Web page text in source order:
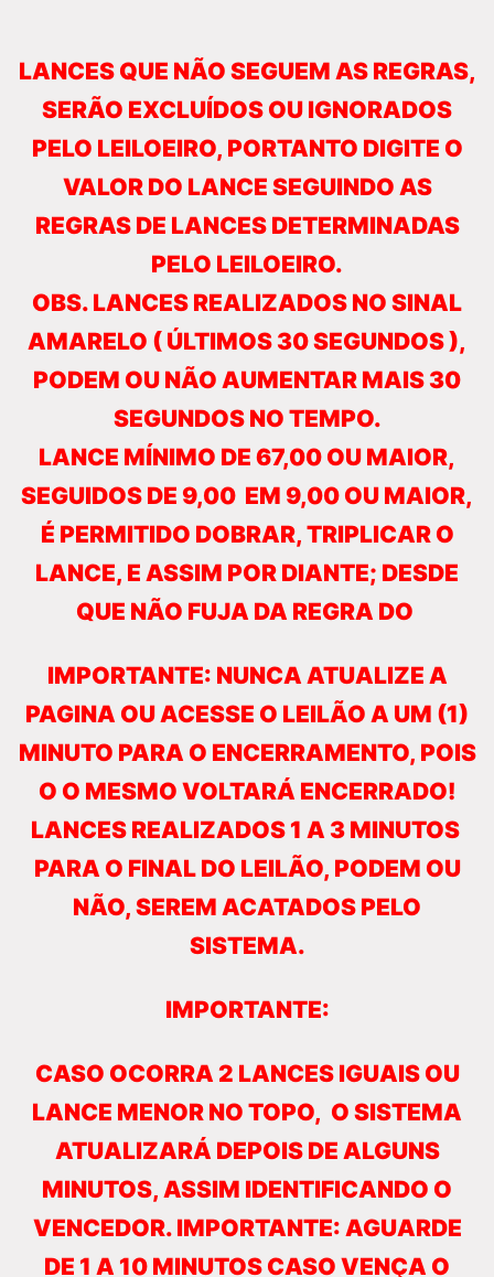
LANCES QUE NÃO SEGUEM AS REGRAS,
SERÃO EXCLUÍDOS OU IGNORADOS
PELO LEILOEIRO, PORTANTO DIGITE O
VALOR DO LANCE SEGUINDO AS
REGRAS DE LANCES DETERMINADAS
PELO LEILOEIRO.
OBS. LANCES REALIZADOS NO SINAL
AMARELO ( ÚLTIMOS 30 SEGUNDOS ),
PODEM OU NÃO AUMENTAR MAIS 30
SEGUNDOS NO TEMPO.
LANCE MÍNIMO DE 67,00 OU MAIOR,
SEGUIDOS DE 9,00 EM 9,00 OU MAIOR,
É PERMITIDO DOBRAR, TRIPLICAR O
LANCE, E ASSIM POR DIANTE; DESDE
QUE NÃO FUJA DA REGRA DO
IMPORTANTE: NUNCA ATUALIZE A
PAGINA OU ACESSE O LEILÃO A UM (1)
MINUTO PARA O ENCERRAMENTO, POIS
O O MESMO VOLTARÁ ENCERRADO!
LANCES REALIZADOS 1 A 3 MINUTOS
PARA O FINAL DO LEILÃO, PODEM OU
NÃO, SEREM ACATADOS PELO
SISTEMA.
IMPORTANTE:
CASO OCORRA 2 LANCES IGUAIS OU
LANCE MENOR NO TOPO, O SISTEMA
ATUALIZARÁ DEPOIS DE ALGUNS
MINUTOS, ASSIM IDENTIFICANDO O
VENCEDOR. IMPORTANTE: AGUARDE
DE 1 A 10 MINUTOS CASO VENÇA O